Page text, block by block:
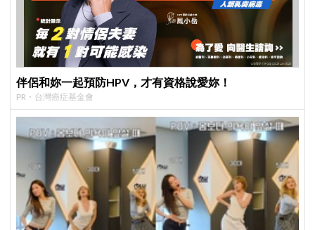
伴侶和妳一起預防HPV，才有資格說愛妳！
PR・台灣癌症基金會